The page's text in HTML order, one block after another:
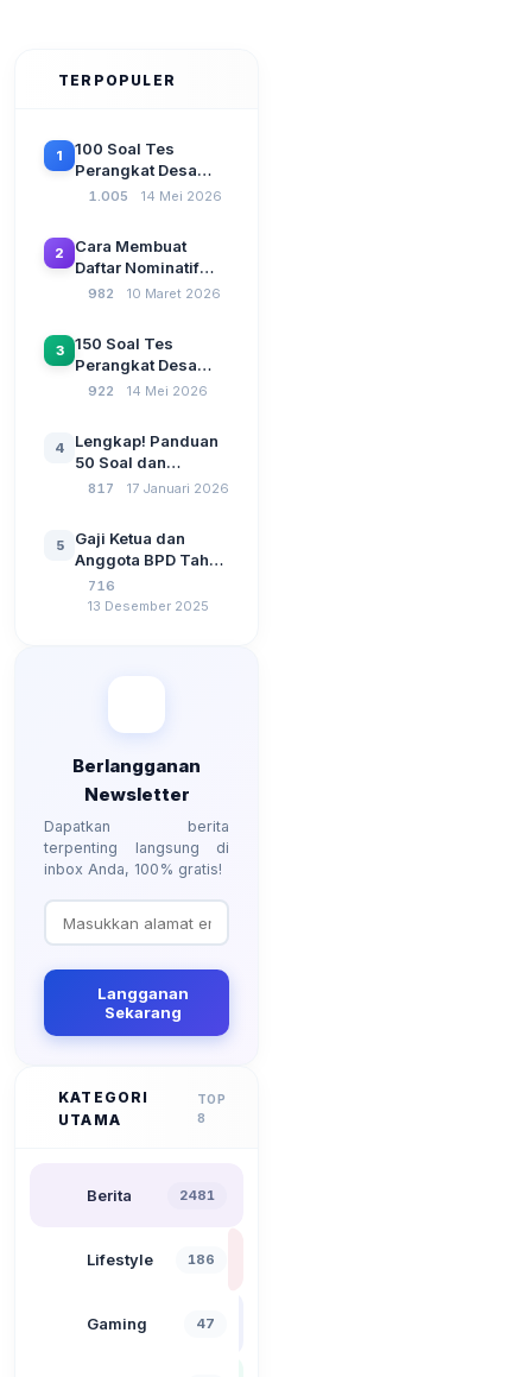
TERPOPULER
1
100 Soal Tes
Perangkat Desa
Terbaru 2026
CAT Berbasis UU
Desa No. 3 Tahun
2024
1.005 14 Mei 2026
2
Cara Membuat
Daftar Nominatif
Siltap di Aplikasi
SPP Pencairan
Dana Desa
982 10 Maret 2026
3
150 Soal Tes
Perangkat Desa
2026: Administrasi
Kebangsaan, dan
Komputer Beserta
Jawaban Paling
922 14 Mei 2026
4
Lengkap! Panduan
50 Soal dan
Jawaban Tes
Berdasarkan UU No
3 Tahun 2024
817 17 Januari 2026
5
Gaji Ketua dan
Anggota BPD Tahun
2026, Berapa
Besarannya? Ada
716
13 Desember 2025
Berlangganan
Newsletter
Dapatkan berita
terpenting langsung di
inbox Anda, 100% gratis!
Langganan
Sekarang
KATEGORI
UTAMA
TOP
8
Berita 2481
Lifestyle 186
Gaming 47